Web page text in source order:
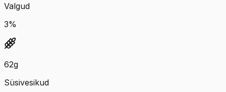
Valgud
3%
62g
Süsivesikud